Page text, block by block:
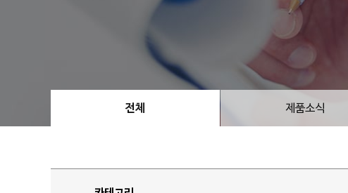
전체 제품소식